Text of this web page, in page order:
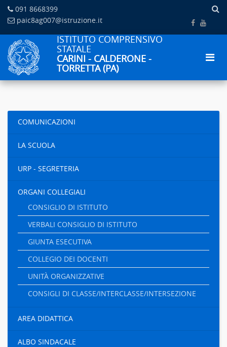
091 8668399
paic8ag007@istruzione.it
ISTITUTO COMPRENSIVO
STATALE
CARINI - CALDERONE -
TORRETTA (PA)
COMUNICAZIONI
LA SCUOLA
URP - SEGRETERIA
ORGANI COLLEGIALI
CONSIGLIO DI ISTITUTO
VERBALI CONSIGLIO DI ISTITUTO
GIUNTA ESECUTIVA
COLLEGIO DEI DOCENTI
UNITÀ ORGANIZZATIVE
CONSIGLI DI CLASSE/INTERCLASSE/INTERSEZIONE
AREA DIDATTICA
ALBO SINDACALE